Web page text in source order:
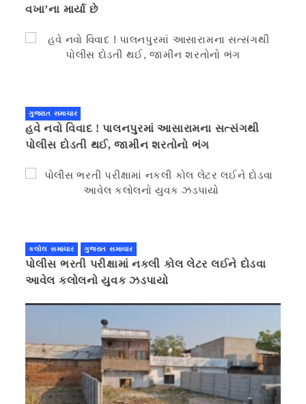
વખા’ના માર્યા છે
ગુજરાત સમાચાર
હવે નવો વિવાદ ! પાલનપુરમાં આસારામના સત્સંગથી
પોલીસ દોડતી થઈ, જામીન શરતોનો ભંગ
કલોલ સમાચાર ગુજરાત સમાચાર
પોલીસ ભરતી પરીક્ષામાં નકલી કોલ લેટર લઈને દોડવા
આવેલ કલોલનો યુવક ઝડપાયો